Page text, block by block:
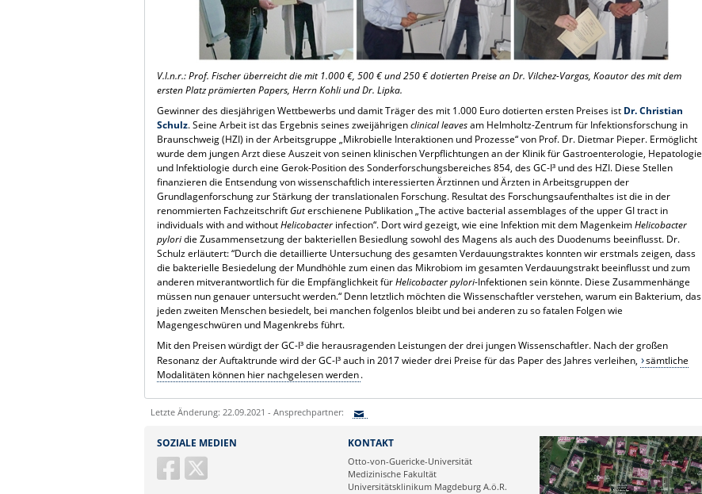
V.l.n.r.: Prof. Fischer überreicht die mit 1.000 €, 500 € und 250 € dotierten Preise an Dr. Vilchez-Vargas, Koautor des mit dem
ersten Platz prämierten Papers, Herrn Kohli und Dr. Lipka.
Gewinner des diesjährigen Wettbewerbs und damit Träger des mit 1.000 Euro dotierten ersten Preises ist Dr. Christian
Schulz. Seine Arbeit ist das Ergebnis seines zweijährigenclinical leavesam Helmholtz-Zentrum für Infektionsforschung in
Braunschweig (HZI) in der Arbeitsgruppe „Mikrobielle Interaktionen und Prozesse“ von Prof. Dr. Dietmar Pieper. Ermöglicht
wurde dem jungen Arzt diese Auszeit von seinen klinischen Verpflichtungen an der Klinik für Gastroenterologie, Hepatologie
und Infektiologie durch eine Gerok-Position des Sonderforschungsbereiches 854, des GC-I³ und des HZI. Diese Stellen
finanzieren die Entsendung von wissenschaftlich interessierten Ärztinnen und Ärzten in Arbeitsgruppen der
Grundlagenforschung zur Stärkung der translationalen Forschung. Resultat des Forschungsaufenthaltes ist die in der
renommierten FachzeitschriftGuterschienene Publikation „The active bacterial assemblages of the upper GI tract in
individuals with and withoutHelicobacter infection“. Dort wird gezeigt, wie eine Infektion mit dem MagenkeimHelicobacter
pyloridie Zusammensetzung der bakteriellen Besiedlung sowohl des Magens als auch des Duodenums beeinflusst. Dr.
Schulz erläutert: “Durch die detaillierte Untersuchung des gesamten Verdauungstraktes konnten wir erstmals zeigen, dass
die bakterielle Besiedelung der Mundhöhle zum einen das Mikrobiom im gesamten Verdauungstrakt beeinflusst und zum
anderen mitverantwortlich für die Empfänglichkeit fürHelicobacter pylori-Infektionen sein könnte. Diese Zusammenhänge
müssen nun genauer untersucht werden.“ Denn letztlich möchten die Wissenschaftler verstehen, warum ein Bakterium, das
jeden zweiten Menschen besiedelt, bei manchen folgenlos bleibt und bei anderen zu so fatalen Folgen wie
Magengeschwüren und Magenkrebs führt.
Mit den Preisen würdigt der GC-I³ die herausragenden Leistungen der drei jungen Wissenschaftler. Nach der großen
Resonanz der Auftaktrunde wird der GC-I³ auch in 2017 wieder drei Preise für das Paper des Jahres verleihen,
sämtliche
Modalitäten können hier nachgelesen werden.
Letzte Änderung: 22.09.2021 - Ansprechpartner:
Ihre E-Mailadresse:
SOZIALE MEDIEN KONTAKT
Otto-von-Guericke-Universität
Medizinische Fakultät
Universitätsklinikum Magdeburg A.ö.R.